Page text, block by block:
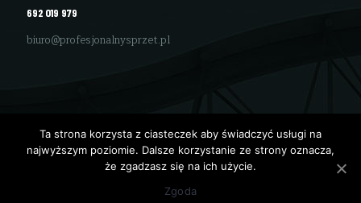
692 019 979
biuro@profesjonalnysprzet.pl
Budowa stronynetPOINT
Ta strona korzysta z ciasteczek aby świadczyć usługi na
najwyższym poziomie. Dalsze korzystanie ze strony oznacza,
że zgadzasz się na ich użycie.
Zgoda